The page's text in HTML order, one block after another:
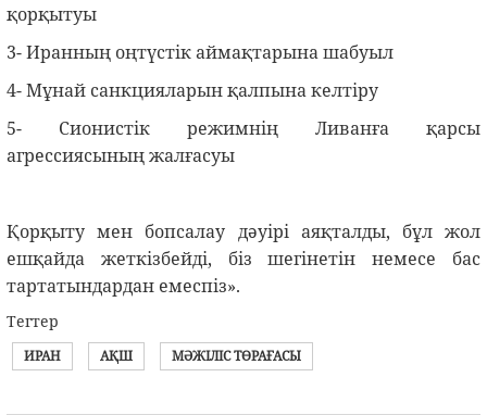
қорқытуы
3- Иранның оңтүстік аймақтарына шабуыл
4- Мұнай санкцияларын қалпына келтіру
5- Сионистік режимнің Ливанға қарсы
агрессиясының жалғасуы
Қорқыту мен бопсалау дәуірі аяқталды, бұл жол
ешқайда жеткізбейді, біз шегінетін немесе бас
тартатындардан емеспіз».
Тегтер
ИРАН АҚШ МӘЖІЛІС ТӨРАҒАСЫ